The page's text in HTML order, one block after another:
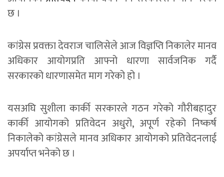
छ ।
कांग्रेस प्रवक्ता देवराज चालिसेले आज विज्ञप्ति निकालेर मानव
अधिकार आयोगप्रति आफ्नो धारणा सार्वजनिक गर्दै
सरकारको धारणासमेत माग गरेको हो ।
यसअघि सुशीला कार्की सरकारले गठन गरेको गौरीबहादुर
कार्की आयोगको प्रतिवेदन अधुरो, अपूर्ण रहेको निष्कर्ष
निकालेको कांग्रेसले मानव अधिकार आयोगको प्रतिवेदनलाई
अपर्याप्त भनेको छ ।